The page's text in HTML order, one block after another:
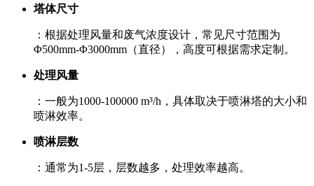
塔体尺寸
：根据处理风量和废气浓度设计，常见尺寸范围为
Φ500mm-Φ3000mm（直径），高度可根据需求定制。
处理风量
：一般为1000-100000 m³/h，具体取决于喷淋塔的大小和
喷淋效率。
喷淋层数
：通常为1-5层，层数越多，处理效率越高。